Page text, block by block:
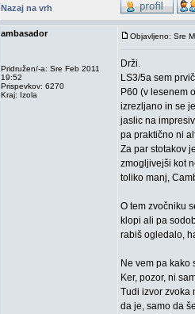
Nazaj na vrh
ambasador
Pridružen/-a: Sre Feb 2011
19:52
Prispevkov: 6270
Kraj: Izola
Objavljeno: Sre
Drži.
LS3/5a sem
P60 (v lesenem
izrezljano in se
jaslic na
pa praktično ni
Za par stotakov
zmogljivejši kot
toliko manj,
O tem zvočniku
klopi ali pa
rabiš ogledalo,
Ne vem pa
Ker, pozor, ni
Tudi izvor zvoka
da je, samo da